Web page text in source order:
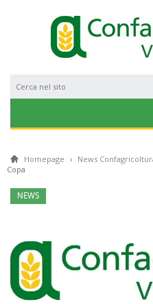
NOTIZIE
CONVENZIONI
SERVIZI
GALLERY
Homepage › News
Copa
NEWS